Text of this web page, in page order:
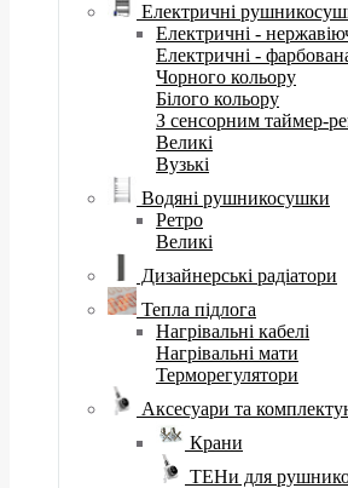
Електричні
Електричні -
Електричні -
Чорного кольору
Білого кольору
З сенсорним таймер-
Великі
Вузькі
Водяні рушникосушки
Ретро
Великі
Дизайнерські радіатори
Тепла підлога
Нагрівальні кабелі
Нагрівальні мати
Терморегулятори
Аксесуари та
Крани
ТЕНи для